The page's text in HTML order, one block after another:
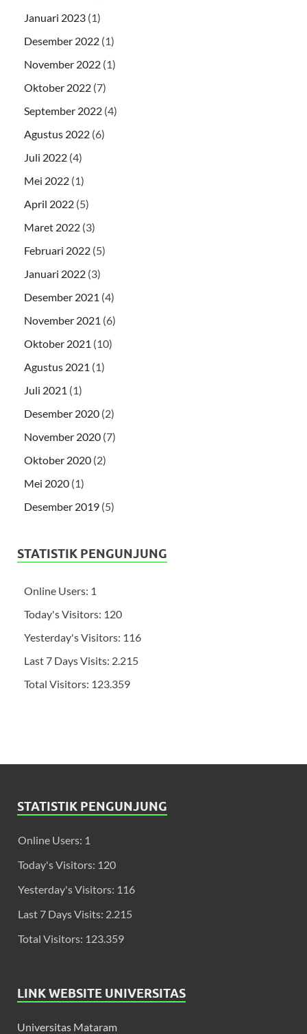
Januari 2023 (1)
Desember 2022 (1)
November 2022 (1)
Oktober 2022 (7)
September 2022 (4)
Agustus 2022 (6)
Juli 2022 (4)
Mei 2022 (1)
April 2022 (5)
Maret 2022 (3)
Februari 2022 (5)
Januari 2022 (3)
Desember 2021 (4)
November 2021 (6)
Oktober 2021 (10)
Agustus 2021 (1)
Juli 2021 (1)
Desember 2020 (2)
November 2020 (7)
Oktober 2020 (2)
Mei 2020 (1)
Desember 2019 (5)
STATISTIK PENGUNJUNG
Online Users: 1
Today's Visitors: 120
Yesterday's Visitors: 116
Last 7 Days Visits: 2.215
Total Visitors: 123.359
STATISTIK PENGUNJUNG
Online Users: 1
Today's Visitors: 120
Yesterday's Visitors: 116
Last 7 Days Visits: 2.215
Total Visitors: 123.359
LINK WEBSITE UNIVERSITAS
Universitas Mataram